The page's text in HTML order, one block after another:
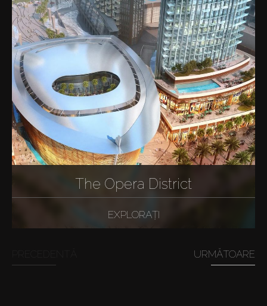
The Opera District
EXPLORAȚI
URMĂTOARE